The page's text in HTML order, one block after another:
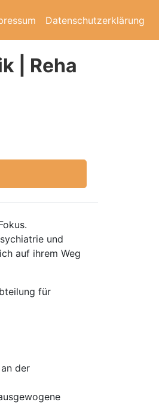
Datenschutzerklärung
| Reha
und
auf ihrem Weg
für
der